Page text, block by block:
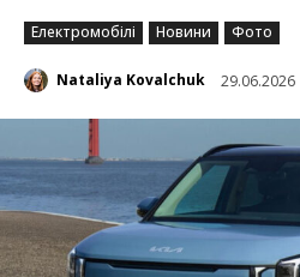
Електромобілі Новини Фото
Nataliya Kovalchuk 29.06.2026